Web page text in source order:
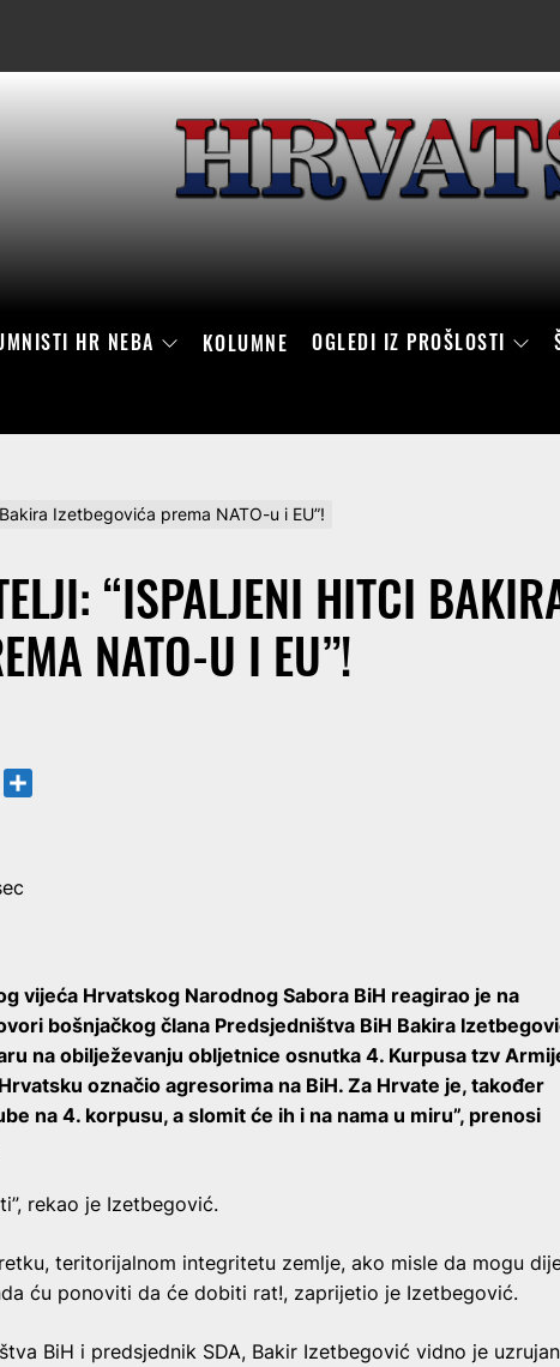
HR NEBA KOLUMNE OGLEDI IZ PROŠLOSTI
Izetbegovića prema NATO-u i EU”!
“ISPALJENI HITCI
NATO-U I EU”!
Twitter
vijeća Hrvatskog Narodnog Sabora BiH reagirao je na
bošnjačkog člana Predsjedništva BiH Bakira
na obilježevanju obljetnice osnutka 4. Kurpusa tzv
označio agresorima na BiH. Za Hrvate je, također
na 4. korpusu, a slomit će ih i na nama u miru”, prenosi
rekao je Izetbegović.
teritorijalnom integritetu zemlje, ako misle da mogu
ću ponoviti da će dobiti rat!, zaprijetio je Izetbegović.
BiH i predsjednik SDA, Bakir Izetbegović vidno je